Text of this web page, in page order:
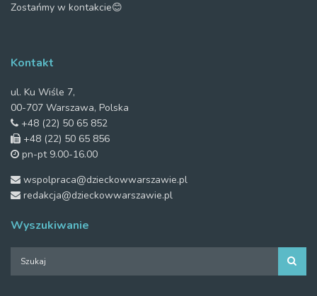
Zostańmy w kontakcie😊
Kontakt
ul. Ku Wiśle 7,
00-707 Warszawa, Polska
+48 (22) 50 65 852
+48 (22) 50 65 856
pn-pt 9.00-16.00
wspolpraca@dzieckowwarszawie.pl
redakcja@dzieckowwarszawie.pl
Wyszukiwanie